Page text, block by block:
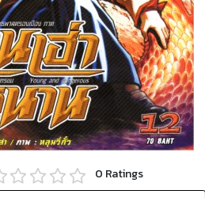
0 Ratings